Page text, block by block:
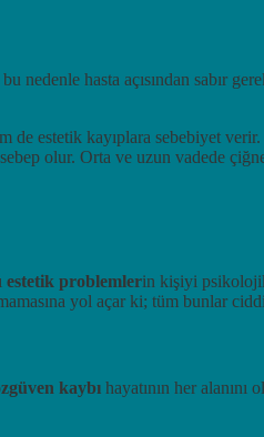
nedenle hasta açısından sabır
estetik kayıplara sebebiyet
olur. Orta ve uzun vadede
estetik problemlerin kişiyi
yol açar ki; tüm bunlar
kaybı hayatının her alanını